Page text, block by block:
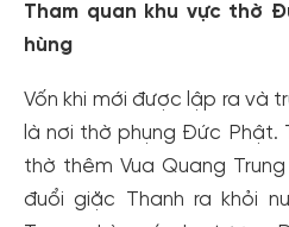
Tham quan khu vực thờ
hùng
Vốn khi mới được lập ra và
là nơi thờ phụng Đức Phật.
thờ thêm Vua Quang
đuổi giặc Thanh ra khỏi